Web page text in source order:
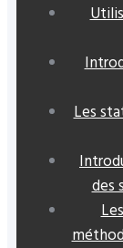
Les
des